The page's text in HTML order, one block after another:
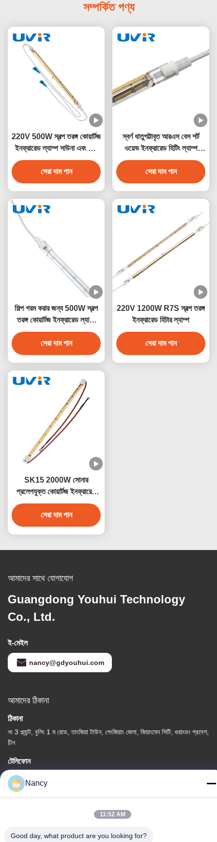
সম্পর্কিত পণ্য
220V 500W স্বল্প তরঙ্গ কোয়ার্টজ
ইনফ্রারেড ল্যাম্প সাউনা এবং শিল্প
গরম জন্য
সেরা দাম পান
স্বর্ণ ধাতুপট্টাবৃত আরএস বেস শর্ট
ওয়েভ ইনফ্রারেড হিটিং ল্যাম্প
500W 230V
সেরা দাম পান
শিল্প গরম করার জন্য 500W স্বল্প
তরঙ্গ কোয়ার্টজ ইনফ্রারেড ল্যাম্প
230V
সেরা দাম পান
220V 1200W R7S স্বল্প তরঙ্গ
ইনফ্রারেড হিটার ল্যাম্প
সেরা দাম পান
SK15 2000W সোনার
প্রলেপযুক্ত কোয়ার্টজ ইনফ্রারেড
হিটার ল্যাম্প, যা সওনার জন্য ব্যবহৃত
হয়
সেরা দাম পান
আমাদের সাথে যোগাযোগ
Guangdong Youhui Technology
Co., Ltd.
ই-মেইল
nancy@gdyouhui.com
আমাদের ঠিকানা
ঠিকানা
নং 3 প্ল্যান্ট, বুলিং 1 ম রোড, তাংজিয়া টাউন, পেংজিয়াং জেলা, জিয়াংমেন সিটি, গুয়াংডং প্রদেশ,
চীন
টেলিফোন
86-0750-3210960
গোপনীয়তা নীতি | সাইট ম্যাপ
Nancy
11:52 AM
Good day, what product are you looking for?